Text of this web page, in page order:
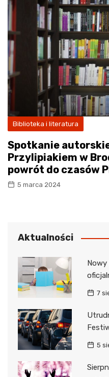
Biblioteka i literatura
Spotkanie
Przylipiakiem w
powrót do czasów
5 marca 2024
Aktualności
Nowy
7
5